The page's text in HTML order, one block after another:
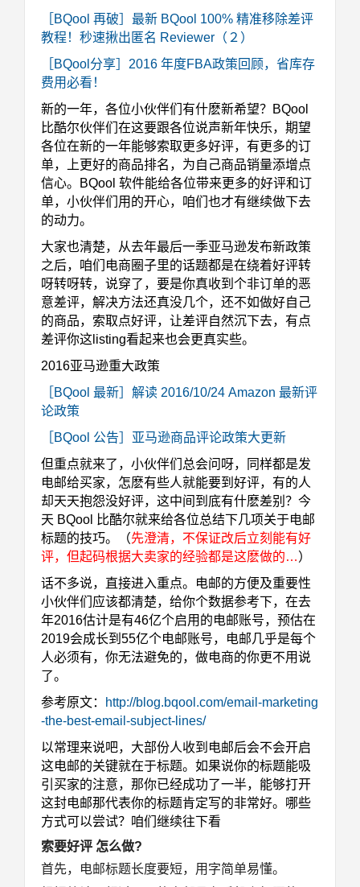
［BQool 再破］最新 BQool 100% 精准移除差评
教程！秒速揪出匿名 Reviewer（２）
［BQool分享］2016 年度FBA政策回顾，省库存
费用必看！
新的一年，各位小伙伴们有什麽新希望？BQool
比酷尔伙伴们在这要跟各位说声新年快乐，期望
各位在新的一年能够索取更多好评，有更多的订
单，上更好的商品排名，为自己商品销量添增点
信心。BQool 软件能给各位带来更多的好评和订
单，小伙伴们用的开心，咱们也才有继续做下去
的动力。
大家也清楚，从去年最后一季亚马逊发布新政策
之后，咱们电商圈子里的话题都是在绕着好评转
呀转呀转，说穿了，要是你真收到个非订单的恶
意差评，解决方法还真没几个，还不如做好自己
的商品， 索取点好评，让差评自然沉下去，有点
差评你这listing看起来也会更真实些。
2016亚马逊重大政策
［BQool 最新］解读 2016/10/24 Amazon 最新评
论政策
［BQool 公告］亚马逊商品评论政策大更新
但重点就来了，小伙伴们总会问呀，
同样都是发
电邮给买家，怎麽有些人就能要到好评，有的人
却天天抱怨没好评，这中间到底有什麽差别？今
天 BQool 比酷尔就来给各位总结下几项关于电邮
标题的技巧。（先澄清，不保证改后立刻能有好
评，但起码根据大卖家的经验都是这麽做的…）
话不多说，直接进入重点。电邮的方便及重要性
小伙伴们应该都清楚，给你个数据参考下，在去
年2016估计是有46亿个启用的电邮账号，预估在
2019会成长到55亿个电邮账号，电邮几乎是每个
人必须有，你无法避免的，做电商的你更不用说
了。
参考原文：
http://blog.bqool.com/email-marketing
-the-best-email-subject-lines/
以常理来说吧，大部份人收到电邮后会不会开启
这电邮的关键就在于标题。如果说你的标题能吸
引买家的注意，那你已经成功了一半，能够打开
这封电邮那代表你的标题肯定写的非常好。哪些
方式可以尝试？咱们继续往下看
索要好评 怎么做?
首先，电邮标题长度要短，用字简单易懂。